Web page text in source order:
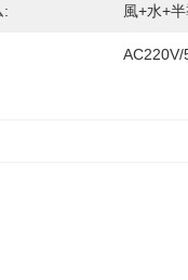
: 風+水+
AC220V/